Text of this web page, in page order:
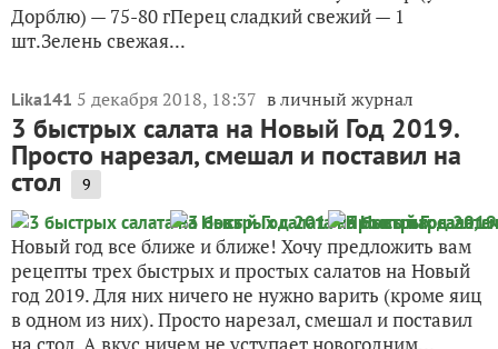
Дорблю) — 75-80 гПерец сладкий свежий — 1
шт.Зелень свежая...
Lika141 5 декабря 2018, 18:37 в личный журнал
3 быстрых салата на Новый Год 2019.
Просто нарезал, смешал и поставил на
стол 9
Новый год все ближе и ближе! Хочу предложить вам
рецепты трех быстрых и простых салатов на Новый
год 2019. Для них ничего не нужно варить (кроме яиц
в одном из них). Просто нарезал, смешал и поставил
на стол. А вкус ничем не уступает новогодним...